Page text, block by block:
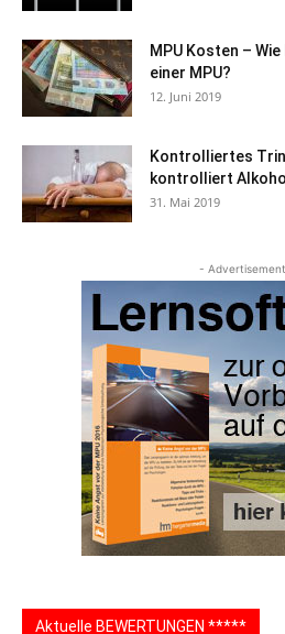
MPU Kosten –
einer MPU?
12. Juni 2019
Kontrolliertes
kontrolliert
31. Mai 2019
-
Aktuelle BEWERTUNGEN *****